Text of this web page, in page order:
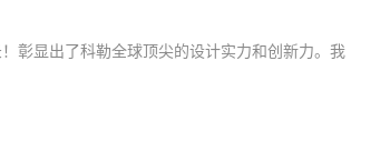
彰显出了科勒全球顶尖的设计实力和创新力。我